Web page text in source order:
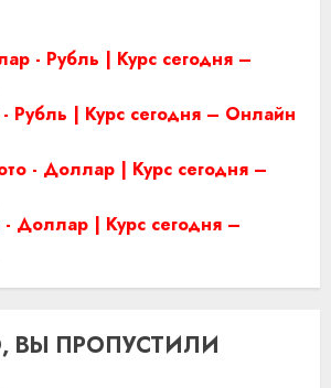
- Рубль | Курс сегодня –
- Рубль | Курс сегодня – Онлайн
- Доллар | Курс сегодня –
- Доллар | Курс сегодня –
ВЫ ПРОПУСТИЛИ